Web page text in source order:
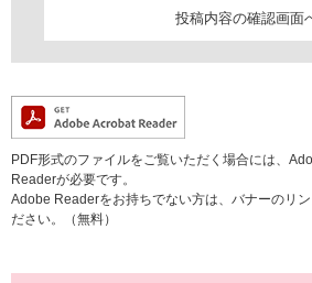
PDF形式のファイルをご覧いただく場合には、
Readerが必要です。
Adobe Readerをお持ちでない方は、バナーのリ
ださい。（無料）